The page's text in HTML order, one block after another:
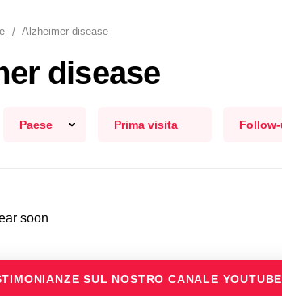
Alzheimer disease
disease
Paese Prima visita
soon
SUL NOSTRO CANALE YOUTUBE